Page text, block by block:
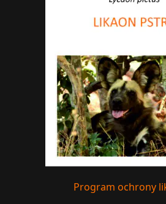
Program ochrony